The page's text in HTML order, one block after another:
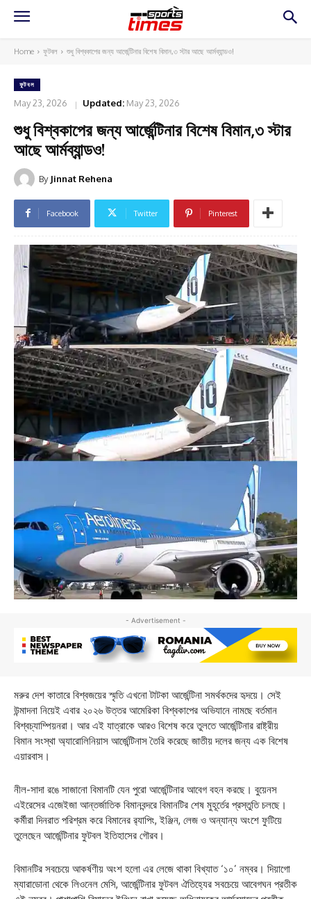
Home ফুটবল শুধু বিশ্বকাপের জন্য আর্জেন্টিনার বিশেষ বিমান,৩ স্টার আছে আর্মব্যান্ডও!
ফুটবল
May 23, 2026 Updated: May 23, 2026
শুধু বিশ্বকাপের জন্য আর্জেন্টিনার বিশেষ বিমান,৩ স্টার
আছে আর্মব্যান্ডও!
By Jinnat Rehena
Facebook Twitter Pinterest
- Advertisement -
মরুর দেশ কাতারে বিশ্বজয়ের স্মৃতি এখনো টাটকা আর্জেন্টিনা সমর্থকদের হৃদয়ে। সেই
উন্মাদনা নিয়েই এবার ২০২৬ উত্তর আমেরিকা বিশ্বকাপের অভিযানে নামছে বর্তমান
বিশ্বচ্যাম্পিয়নরা। আর এই যাত্রাকে আরও বিশেষ করে তুলতে আর্জেন্টিনার রাষ্ট্রীয়
বিমান সংস্থা অ্যারোলিনিয়াস আর্জেন্টিনাস তৈরি করেছে জাতীয় দলের জন্য এক বিশেষ
এয়ারবাস।
নীল-সাদা রঙে সাজানো বিমানটি যেন পুরো আর্জেন্টিনার আবেগ বহন করছে। বুয়েনস
এইরেসের এজেইজা আন্তর্জাতিক বিমানবন্দরে বিমানটির শেষ মুহূর্তের প্রস্তুতি চলছে।
কর্মীরা দিনরাত পরিশ্রম করে বিমানের র‌্যাপিং, ইঞ্জিন, লেজ ও অন্যান্য অংশে ফুটিয়ে
তুলেছেন আর্জেন্টিনার ফুটবল ইতিহাসের গৌরব।
বিমানটির সবচেয়ে আকর্ষণীয় অংশ হলো এর লেজে থাকা বিখ্যাত ‘১০’ নম্বর। দিয়াগো
ম্যারাডোনা থেকে লিওনেল মেসি, আর্জেন্টিনার ফুটবল ঐতিহ্যের সবচেয়ে আবেগঘন প্রতীক